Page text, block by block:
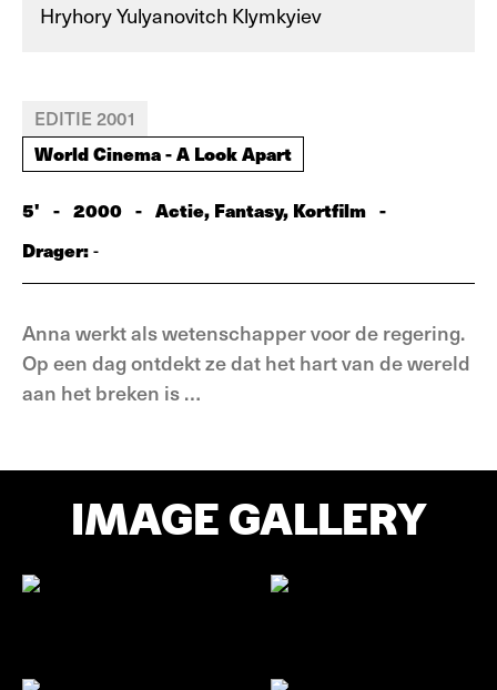
Hryhory Yulyanovitch Klymkyiev
EDITIE 2001
World Cinema - A Look Apart
5' - 2000 - Actie, Fantasy, Kortfilm -
Drager:-
Anna werkt als wetenschapper voor de regering.
Op een dag ontdekt ze dat het hart van de wereld
aan het breken is …
IMAGE GALLERY